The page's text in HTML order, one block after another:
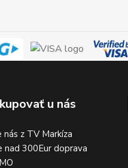
u nás
nás z TV Markíza
nad 300Eur doprava